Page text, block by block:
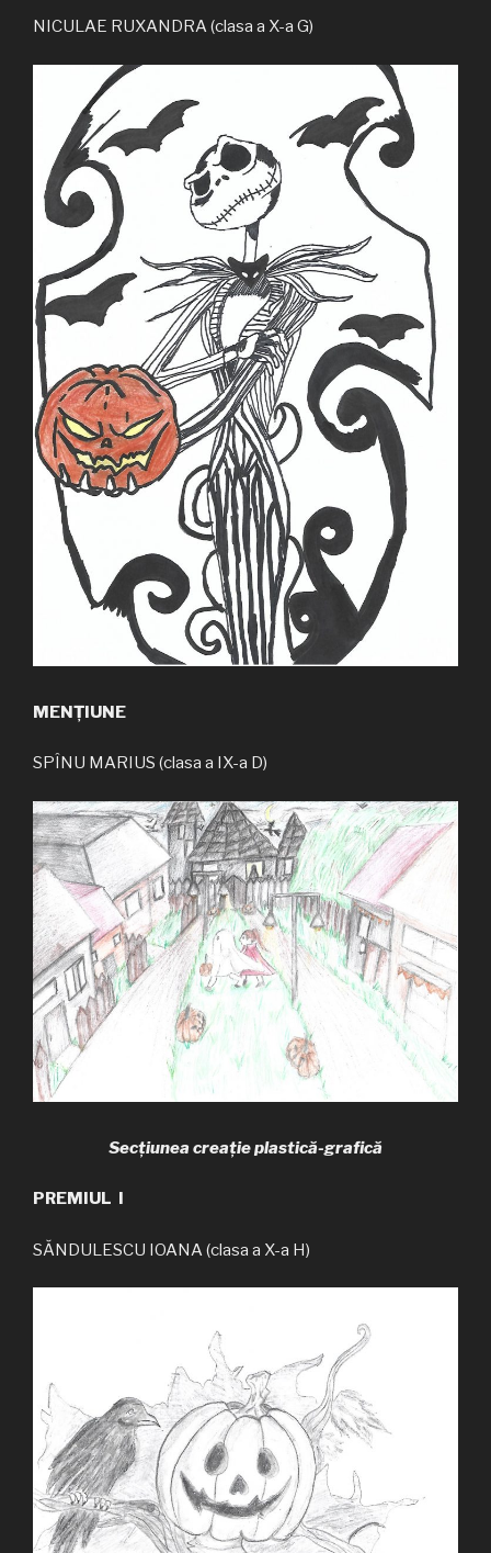
NICULAE RUXANDRA (clasa a X-a G)
MENȚIUNE
SPÎNU MARIUS (clasa a IX-a D)
Secțiunea creație plastică-grafică
PREMIUL I
SĂNDULESCU IOANA (clasa a X-a H)